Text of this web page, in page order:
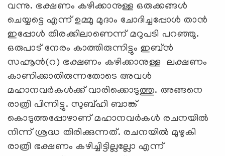
വന്നു. ഭക്ഷണം കഴിക്കാനുള്ള ഒരുക്കങ്ങൾ
ചെയ്യട്ടെ എന്ന് ഉമ്മു മുദാം ചോദിച്ചപ്പോൾ താൻ
ഇപ്പോൾ തിരക്കിലാണെന്ന് മറുപടി പറഞ്ഞു.
ഒരുപാട് നേരം കാത്തിരുന്നിട്ടും ഇബ്ൻ
സഹ്നൂൻ(റ) ഭക്ഷണം കഴിക്കാനുള്ള ലക്ഷണം
കാണിക്കാതിരുന്നതോടെ അവൾ
മഹാനവർകൾക്ക് വാരിക്കൊടുത്തു. അങ്ങനെ
രാത്രി പിന്നിട്ടു. സുബ്ഹി ബാങ്ക്
കൊടുത്തപ്പോഴാണ് മഹാനവർകൾ രചനയിൽ
നിന്ന് ശ്രദ്ധ തിരിക്കുന്നത്. രചനയിൽ മുഴുകി
രാത്രി ഭക്ഷണം കഴിച്ചിട്ടില്ലല്ലോ എന്ന്